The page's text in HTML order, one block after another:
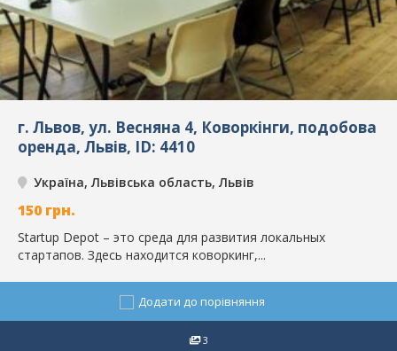
г. Львов, ул. Весняна 4, Коворкінги, подобова
оренда, Львів, ID: 4410
Україна, Львівська область, Львів
150 грн.
Startup Depot – это среда для развития локальных
стартапов. Здесь находится коворкинг,...
Додати до порівняння
3